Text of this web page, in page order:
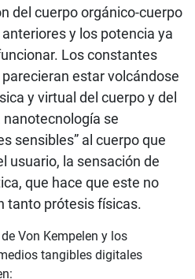
del cuerpo orgánico-cuerpo
y los potencia ya
Los constantes
estar volcándose
y virtual del cuerpo y del
se
sensibles” al cuerpo que
usuario, la sensación de
que hace que este no
tanto prótesis físicas.